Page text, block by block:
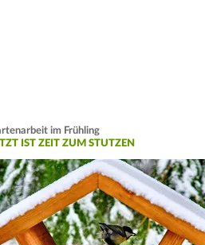
im Frühling
IST ZEIT ZUM STUTZEN